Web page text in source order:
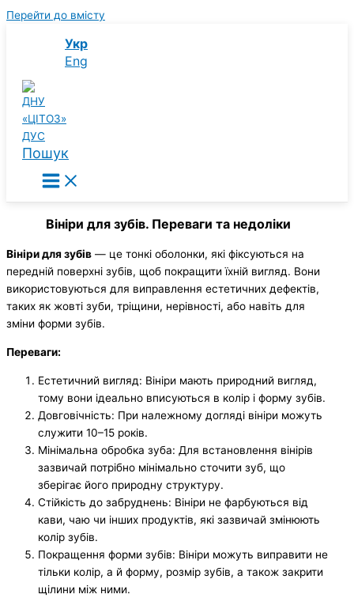
Перейти до вмісту
Укр
Eng
Пошук
Вініри для зубів. Переваги та недоліки
Вініри для зубів — це тонкі оболонки, які фіксуються на
передній поверхні зубів, щоб покращити їхній вигляд. Вони
використовуються для виправлення естетичних дефектів,
таких як жовті зуби, тріщини, нерівності, або навіть для
зміни форми зубів.
Переваги:
Естетичний вигляд: Вініри мають природний вигляд,
тому вони ідеально вписуються в колір і форму зубів.
Довговічність: При належному догляді вініри можуть
служити 10–15 років.
Мінімальна обробка зуба: Для встановлення вінірів
зазвичай потрібно мінімально сточити зуб, що
зберігає його природну структуру.
Стійкість до забруднень: Вініри не фарбуються від
кави, чаю чи інших продуктів, які зазвичай змінюють
колір зубів.
Покращення форми зубів: Вініри можуть виправити не
тільки колір, а й форму, розмір зубів, а також закрити
щілини між ними.